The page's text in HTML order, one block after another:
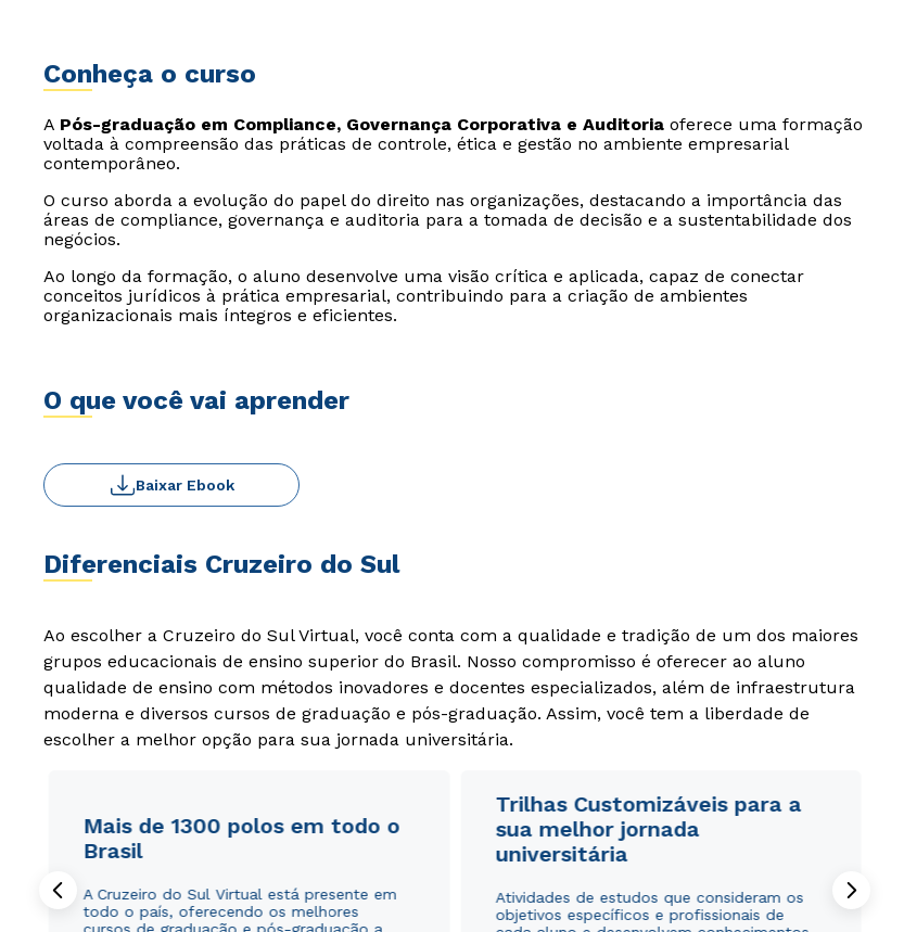
Conheça o curso
A Pós-graduação em Compliance, Governança Corporativa e Auditoria oferece uma formação
voltada à compreensão das práticas de controle, ética e gestão no ambiente empresarial
contemporâneo.
O curso aborda a evolução do papel do direito nas organizações, destacando a importância das
áreas de compliance, governança e auditoria para a tomada de decisão e a sustentabilidade dos
negócios.
Ao longo da formação, o aluno desenvolve uma visão crítica e aplicada, capaz de conectar
conceitos jurídicos à prática empresarial, contribuindo para a criação de ambientes
organizacionais mais íntegros e eficientes.
O que você vai aprender
Baixar Ebook
Diferenciais Cruzeiro do Sul
Ao escolher a Cruzeiro do Sul Virtual, você conta com a qualidade e tradição de um dos maiores
grupos educacionais de ensino superior do Brasil. Nosso compromisso é oferecer ao aluno
qualidade de ensino com métodos inovadores e docentes especializados, além de infraestrutura
moderna e diversos cursos de graduação e pós-graduação. Assim, você tem a liberdade de
escolher a melhor opção para sua jornada universitária.
Mais de 1300 polos em todo o
Brasil
A Cruzeiro do Sul Virtual está presente em
todo o país, oferecendo os melhores
cursos de graduação e pós-graduação a
Trilhas Customizáveis para a
sua melhor jornada
universitária
Atividades de estudos que consideram os
objetivos específicos e profissionais de
Rápido e fácil
WhatsApp
Rápido e fácil
WhatsApp